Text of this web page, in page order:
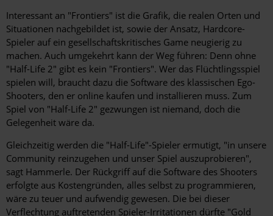
Interessant an "Frontiers" ist die Grafik, die realen Orten und
Situationen nachgebildet ist, sowie der Ansatz, Hardcore-
Spieler auf ein gesellschaftskritisches Game neugierig zu
machen. Auch umgekehrt kann der Weg führen: Denn ohne
"Half-Life 2" gibt es kein "Frontiers". Wer das Flüchtlingsspiel
spielen will, braucht dazu die Software des klassischen Ego-
Shooters, den er online kaufen und installieren muss. Zum
Spiel von "Half-Life 2" gezwungen ist niemand, doch die
Gelegenheit wäre da.
Gleichzeitig werden die "Half-Life"-Spieler ermutigt, "in unsere
Community reinzugehen und unser Spiel auszuprobieren",
sagt Hammerle. Der Rückgriff auf die Software des Shooters
erfolgte aus Kostengründen, alles selbst zu programmieren,
wäre zu teuer und aufwendig gewesen. Die bei dieser
Verflechtung auftretenden Spieler-Irritationen dürfte "Gold